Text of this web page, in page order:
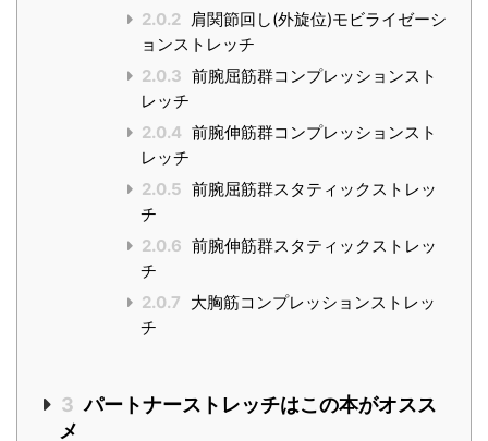
2.0.2 肩関節回し(外旋位)モビライゼーシ
ョンストレッチ
2.0.3 前腕屈筋群コンプレッションスト
レッチ
2.0.4 前腕伸筋群コンプレッションスト
レッチ
2.0.5 前腕屈筋群スタティックストレッ
チ
2.0.6 前腕伸筋群スタティックストレッ
チ
2.0.7 大胸筋コンプレッションストレッ
チ
3 パートナーストレッチはこの本がオスス
メ